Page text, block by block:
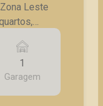
Leste
- Sala
- Cozinha; -
de
agilidade e
1
Garagem